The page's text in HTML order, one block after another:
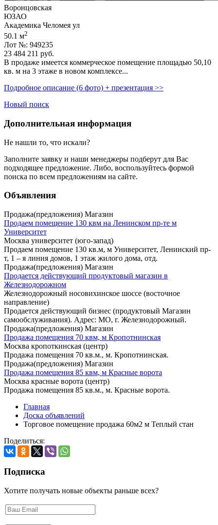
Воронцовская
ЮЗАО
Академика Челомея ул
50.1 м2
Лот №: 949235
23 484 211 руб.
В продаже имеется коммерческое помещение площадью 50,­10
кв. м на 3 этаже в новом комплексе...
Подробное описание (6 фото) + презентация >>
Новый поиск
Дополнительная информация
Не нашли то, что искали?
Заполните заявку и наши менеджеры подберут для Вас
подходящее предложение. Либо, воспользуйтесь формой
поиска по всем предложениям на сайте.
Объявления
Продажа(предложения) Магазин
Продаем помещение 130 квм на Ленинском пр-те м
Университет
Москва университет (юго-запад)
Продаем помещение 130 кв.м, м Университет, Ленинский пр-
т, 1 – я линия домов, 1 этаж жилого дома, отд.
Продажа(предложения) Магазин
Продается действующий продуктовый магазин в
Железнодорожном
Железнодорожный носовихинское шоссе (восточное
направление)
Продается действующий бизнес (продуктовый Магазин
самообслуживания). Адрес: МО, г. Железнодорожный.
Продажа(предложения) Магазин
Продажа помещения 70 квм, м Кропотнинская
Москва кропоткинская (центр)
Продажа помещения 70 кв.м., м. Кропотнинская.
Продажа(предложения) Магазин
Продажа помещения 85 квм, м Красные ворота
Москва красные ворота (центр)
Продажа помещения 85 кв.м., м. Красные ворота.
Главная
Доска объявлений
Торговое помещение продажа 60м2 м Теплый стан
Поделиться:
Подписка
Хотите получать новые объекты раньше всех?